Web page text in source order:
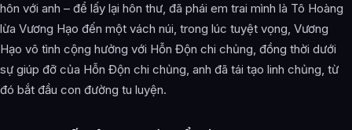
hôn với anh – để lấy lại hôn thư, đã phái em trai mình là Tô Hoàng
lừa Vương Hạo đến một vách núi, trong lúc tuyệt vọng, Vương
Hạo vô tình cộng hưởng với Hỗn Độn chi chủng, đồng thời dưới
sự giúp đỡ của Hỗn Độn chi chủng, anh đã tái tạo linh chủng, từ
đó bắt đầu con đường tu luyện.